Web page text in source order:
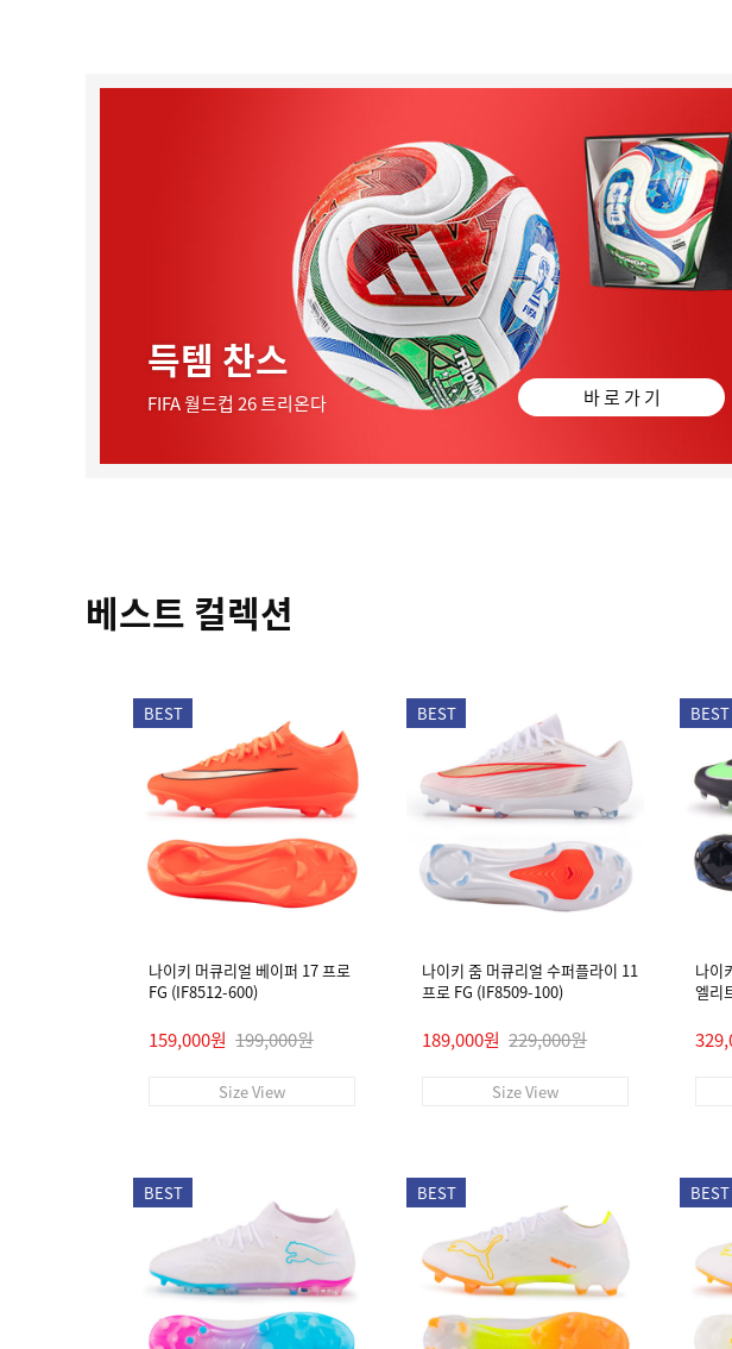
득템 찬스
FIFA 월드컵 26 트리온다 바 로 가 기
베스트 컬렉션
BEST
나이키 머큐리얼 베이퍼 17 프로
FG (IF8512-600)
159,000원 199,000원
Size View
BEST
나이키 줌 머큐리얼 수퍼플라이 11
프로 FG (IF8509-100)
189,000원 229,000원
Size View
BEST
나이
엘리
BEST BEST BEST